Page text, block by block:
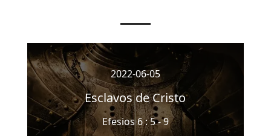
2022-06-05
Esclavos de Cristo
Efesios 6 : 5 - 9